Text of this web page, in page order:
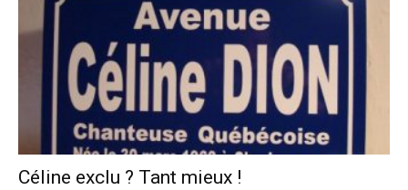
Céline exclu ? Tant mieux !